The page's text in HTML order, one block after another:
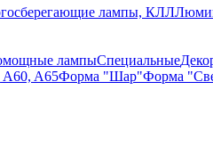
лампы, КЛЛ
лампыСпециальные
A65Форма "Шар"Форма